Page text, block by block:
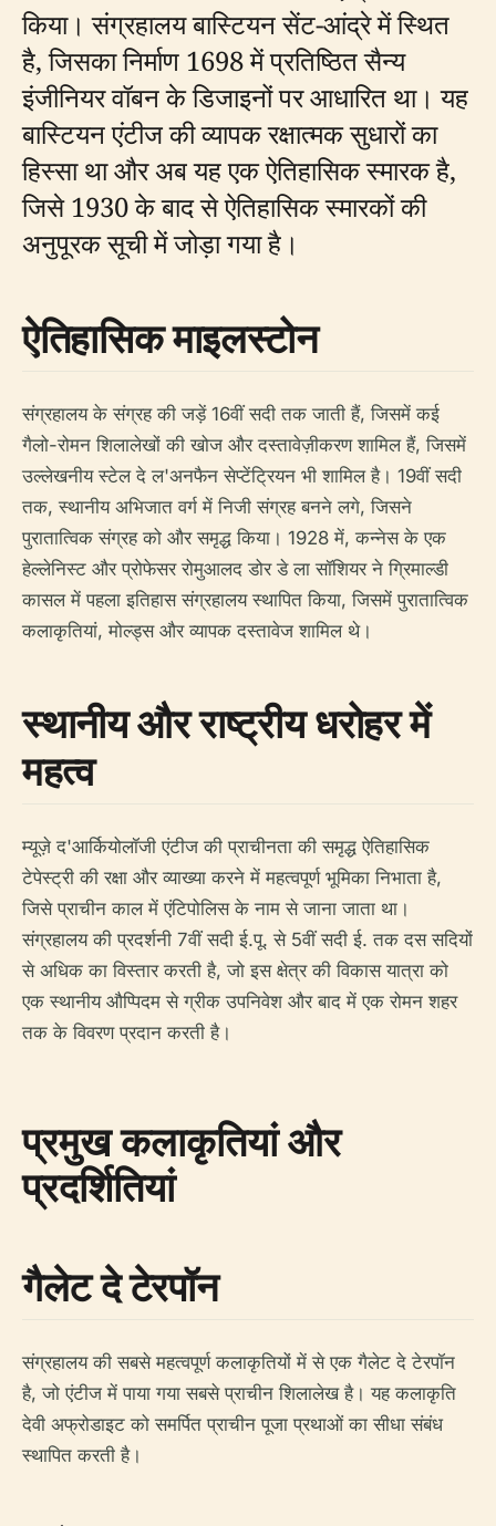
किया। संग्रहालय बास्टियन सेंट-आंद्रे में स्थित
है, जिसका निर्माण 1698 में प्रतिष्ठित सैन्य
इंजीनियर वॉबन के डिजाइनों पर आधारित था। यह
बास्टियन एंटीज की व्यापक रक्षात्मक सुधारों का
हिस्सा था और अब यह एक ऐतिहासिक स्मारक है,
जिसे 1930 के बाद से ऐतिहासिक स्मारकों की
अनुपूरक सूची में जोड़ा गया है।
ऐतिहासिक माइलस्टोन
संग्रहालय के संग्रह की जड़ें 16वीं सदी तक जाती हैं, जिसमें कई
गैलो-रोमन शिलालेखों की खोज और दस्तावेज़ीकरण शामिल हैं, जिसमें
उल्लेखनीय स्टेल दे ल'अनफैन सेप्टेंट्रियन भी शामिल है। 19वीं सदी
तक, स्थानीय अभिजात वर्ग में निजी संग्रह बनने लगे, जिसने
पुरातात्विक संग्रह को और समृद्ध किया। 1928 में, कन्नेस के एक
हेल्लेनिस्ट और प्रोफेसर रोमुआलद डोर डे ला सॉशियर ने ग्रिमाल्डी
कासल में पहला इतिहास संग्रहालय स्थापित किया, जिसमें पुरातात्विक
कलाकृतियां, मोल्ड्स और व्यापक दस्तावेज शामिल थे।
स्थानीय और राष्ट्रीय धरोहर में
महत्व
म्यूज़े द'आर्कियोलॉजी एंटीज की प्राचीनता की समृद्ध ऐतिहासिक
टेपेस्ट्री की रक्षा और व्याख्या करने में महत्वपूर्ण भूमिका निभाता है,
जिसे प्राचीन काल में एंटिपोलिस के नाम से जाना जाता था।
संग्रहालय की प्रदर्शनी 7वीं सदी ई.पू. से 5वीं सदी ई. तक दस सदियों
से अधिक का विस्तार करती है, जो इस क्षेत्र की विकास यात्रा को
एक स्थानीय औप्पिदम से ग्रीक उपनिवेश और बाद में एक रोमन शहर
तक के विवरण प्रदान करती है।
प्रमुख कलाकृतियां और
प्रदर्शितियां
गैलेट दे टेरपॉन
संग्रहालय की सबसे महत्वपूर्ण कलाकृतियों में से एक गैलेट दे टेरपॉन
है, जो एंटीज में पाया गया सबसे प्राचीन शिलालेख है। यह कलाकृति
देवी अफ्रोडाइट को समर्पित प्राचीन पूजा प्रथाओं का सीधा संबंध
स्थापित करती है।